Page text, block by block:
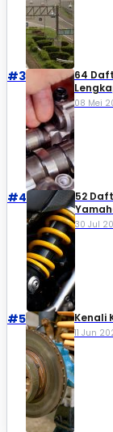
#3
64
08 Mei
#4
52
30 Jul
#5 Kenali
11 Jun